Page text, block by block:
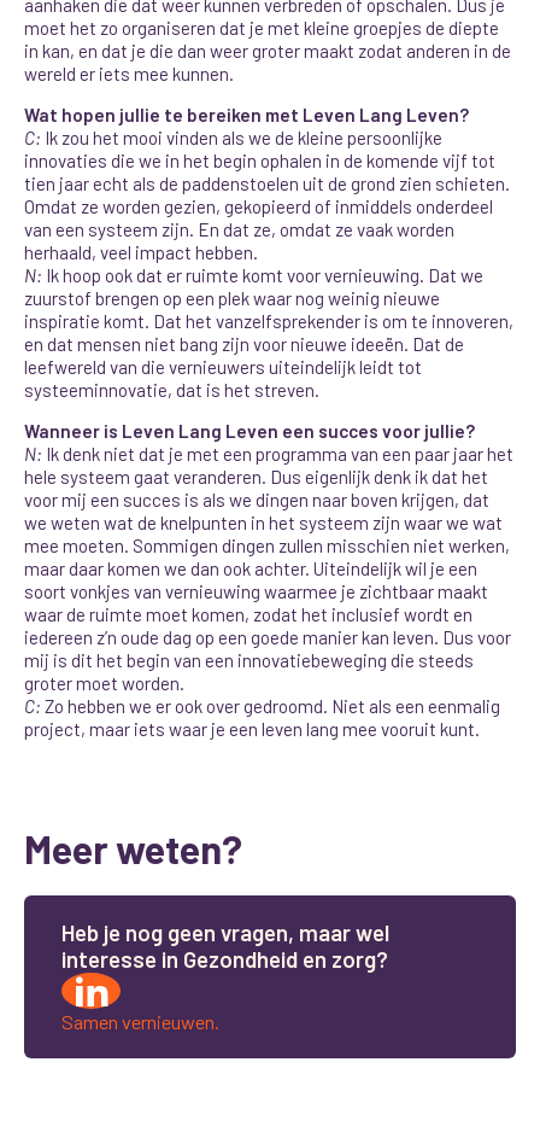
aanhaken die dat weer kunnen verbreden of opschalen. Dus je
moet het zo organiseren dat je met kleine groepjes de diepte
in kan, en dat je die dan weer groter maakt zodat anderen in de
wereld er iets mee kunnen.
Wat hopen jullie te bereiken met Leven Lang Leven?
C: Ik zou het mooi vinden als we de kleine persoonlijke
innovaties die we in het begin ophalen in de komende vijf tot
tien jaar echt als de paddenstoelen uit de grond zien schieten.
Omdat ze worden gezien, gekopieerd of inmiddels onderdeel
van een systeem zijn. En dat ze, omdat ze vaak worden
herhaald, veel impact hebben.
N: Ik hoop ook dat er ruimte komt voor vernieuwing. Dat we
zuurstof brengen op een plek waar nog weinig nieuwe
inspiratie komt. Dat het vanzelfsprekender is om te innoveren,
en dat mensen niet bang zijn voor nieuwe ideeën. Dat de
leefwereld van die vernieuwers uiteindelijk leidt tot
systeeminnovatie, dat is het streven.
Wanneer is Leven Lang Leven een succes voor jullie?
N: Ik denk niet dat je met een programma van een paar jaar het
hele systeem gaat veranderen. Dus eigenlijk denk ik dat het
voor mij een succes is als we dingen naar boven krijgen, dat
we weten wat de knelpunten in het systeem zijn waar we wat
mee moeten. Sommigen dingen zullen misschien niet werken,
maar daar komen we dan ook achter. Uiteindelijk wil je een
soort vonkjes van vernieuwing waarmee je zichtbaar maakt
waar de ruimte moet komen, zodat het inclusief wordt en
iedereen z’n oude dag op een goede manier kan leven. Dus voor
mij is dit het begin van een innovatiebeweging die steeds
groter moet worden.
C: Zo hebben we er ook over gedroomd. Niet als een eenmalig
project, maar iets waar je een leven lang mee vooruit kunt.
Meer weten?
Heb je nog geen vragen, maarwel
interesse in Gezondheid en zorg?
Samen vernieuwen.